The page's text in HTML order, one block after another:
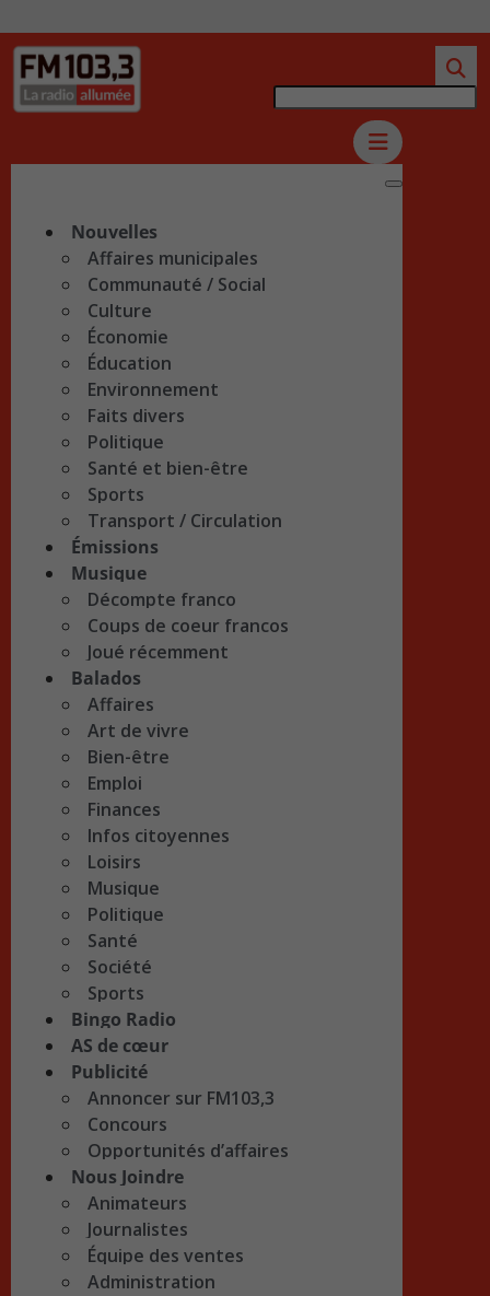
Nouvelles
Affaires municipales
Communauté / Social
Culture
Économie
Éducation
Environnement
Faits divers
Politique
Santé et bien-être
Sports
Transport / Circulation
Émissions
Musique
Décompte franco
Coups de coeur francos
Joué récemment
Balados
Affaires
Art de vivre
Bien-être
Emploi
Finances
Infos citoyennes
Loisirs
Musique
Politique
Santé
Société
Sports
Bingo Radio
AS de cœur
Publicité
Annoncer sur FM103,3
Concours
Opportunités d’affaires
Nous Joindre
Animateurs
Journalistes
Équipe des ventes
Administration